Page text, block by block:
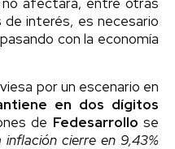
interés, es necesario
con la economía
por un escenario en
en dos dígitos
de Fedesarrollo se
cierre en 9,43%